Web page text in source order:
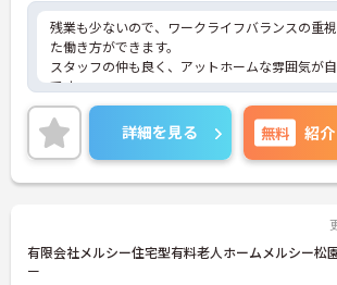
高く、急なシフト変更や無理な長時間勤務が発
にくい人員体制です
・訪問スケジュールに沿って施設内でのケアを行
ため、月平均の残業時間は5時間から7時間程度
なり少なめに抑えられます
・夜勤明けの翌日は原則としてお休みとなるシ
編成が組まれており、しっかりと休息を取りなが
長期的な就業が可能です
＜評価制度でキャリアアップ＞
・介護福祉士や初任者研修などの資格や実務経
・年次を問わずリーダーや主任などのマネジメン
職へ昇格する事例も多数あり、腰を据えて長期的
残業も少ないので、ワークライフバランスの重
た働き方ができます。
スタッフの仲も良く、アットホームな雰囲気が
です。
ご興味ある方には、面接対策ポイントなど、詳
お話しいたしますのでお気軽にご相談ください。
詳細を見る 無料 紹
有限会社メルシー住宅型有料老人ホームメルシー松
ー